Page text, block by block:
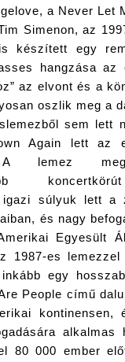
a Never Let
Simenon, az
készített egy
hangzása az
az elvont és a
oszlik meg a
sem lett
Again lett az
A lemez
igazi súlyuk lett a
és nagy
Egyesült
1987-es
egy
People című
kontinensen,
80 000 ember